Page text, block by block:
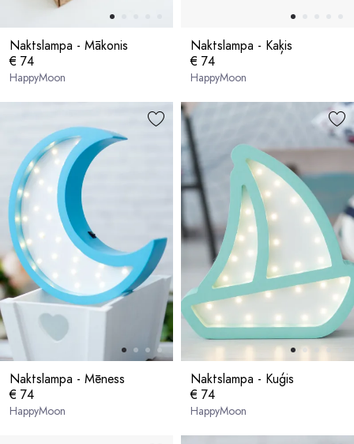
Naktslampa - Mākonis
€ 74
HappyMoon
Naktslampa - Kaķis
€ 74
HappyMoon
Naktslampa - Mēness
€ 74
HappyMoon
Naktslampa - Kuģis
€ 74
HappyMoon